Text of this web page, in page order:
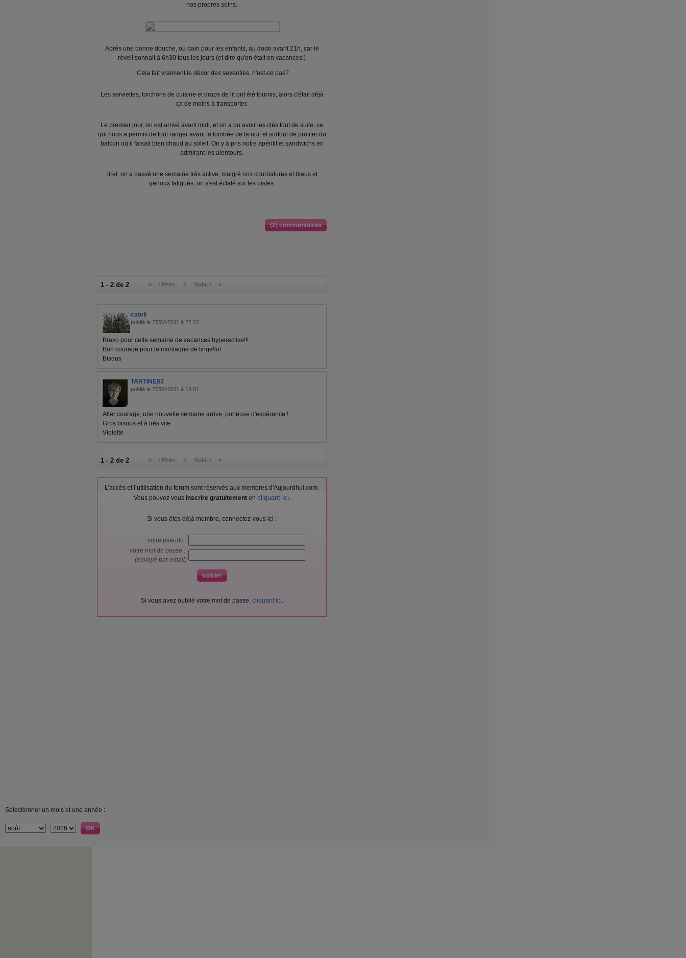
nos propres soins.
Après une bonne douche, ou bain pour les enfants, au dodo avant 21h, car le
réveil sonnait à 6h30 tous les jours (et dire qu'on était en vacances!)
Cela fait vraiment le décor des seventies, n'est-ce pas?
Les serviettes, torchons de cuisine et draps de lit ont été fournis, alors c'était déjà
ça de moins à transporter.
Le premier jour, on est arrivé avant midi, et on a pu avoir les clés tout de suite, ce
qui nous a permis de tout ranger avant la tombée de la nuit et surtout de profiter du
balcon où il faisait bien chaud au soleil. On y a pris notre apéritif et sandwichs en
admirant les alentours.
Bref, on a passé une semaine très active, malgré nos courbatures et bleus et
genoux fatigués, on s'est éclaté sur les pistes.
(2) commentaires
1 - 2 de 2 « ‹ Préc. 1 Suiv. › »
cateli
publié le 27/02/2011 à 22:22
Bravo pour cette semaine de vacances hyperactive!!!
Bon courage pour la montagne de linge!lol
Bisous
TARTINE83
publié le 27/02/2011 à 18:01
Aller courage, une nouvelle semaine arrive, porteuse d'espérance !
Gros bisous et à très vite
Violette
1 - 2 de 2 « ‹ Préc. 1 Suiv. › »
L’accès et l’utilisation du forum sont réservés aux membres d'Aujourdhui.com.
Vous pouvez vous inscrire gratuitementen cliquant ici.
Si vous êtes déjà membre, connectez-vous ici :
votre pseudo :
votre mot de passe :
(envoyé par email)
Si vous avez oublié votre mot de passe, cliquant ici.
Sélectionner un mois et une année :